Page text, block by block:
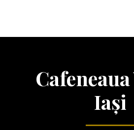
Cafeneaua
Iași